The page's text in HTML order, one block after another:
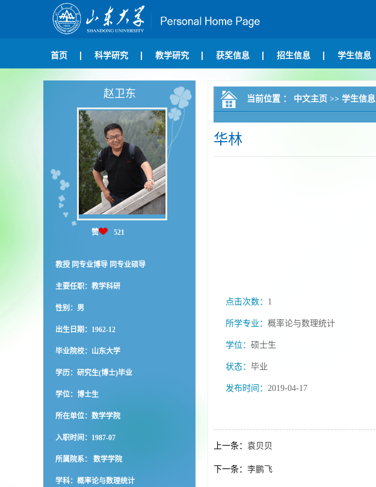
首页 科学研究 教学研究 获奖信息 招生信息 学生信息
赵卫东
赞 521
教授 同专业博导 同专业硕导
主要任职：教学科研
性别：男
出生日期：1962-12
毕业院校：山东大学
学历：研究生(博士)毕业
学位：博士生
所在单位：数学学院
入职时间：1987-07
所属院系： 数学学院
学科：概率论与数理统计
当前位置 ： 中文主页 >> 学生信息
华林
点击次数： 1
所学专业： 概率论与数理统计
学位： 硕士生
状态： 毕业
发布时间： 2019-04-17
上一条： 袁贝贝
下一条： 李鹏飞